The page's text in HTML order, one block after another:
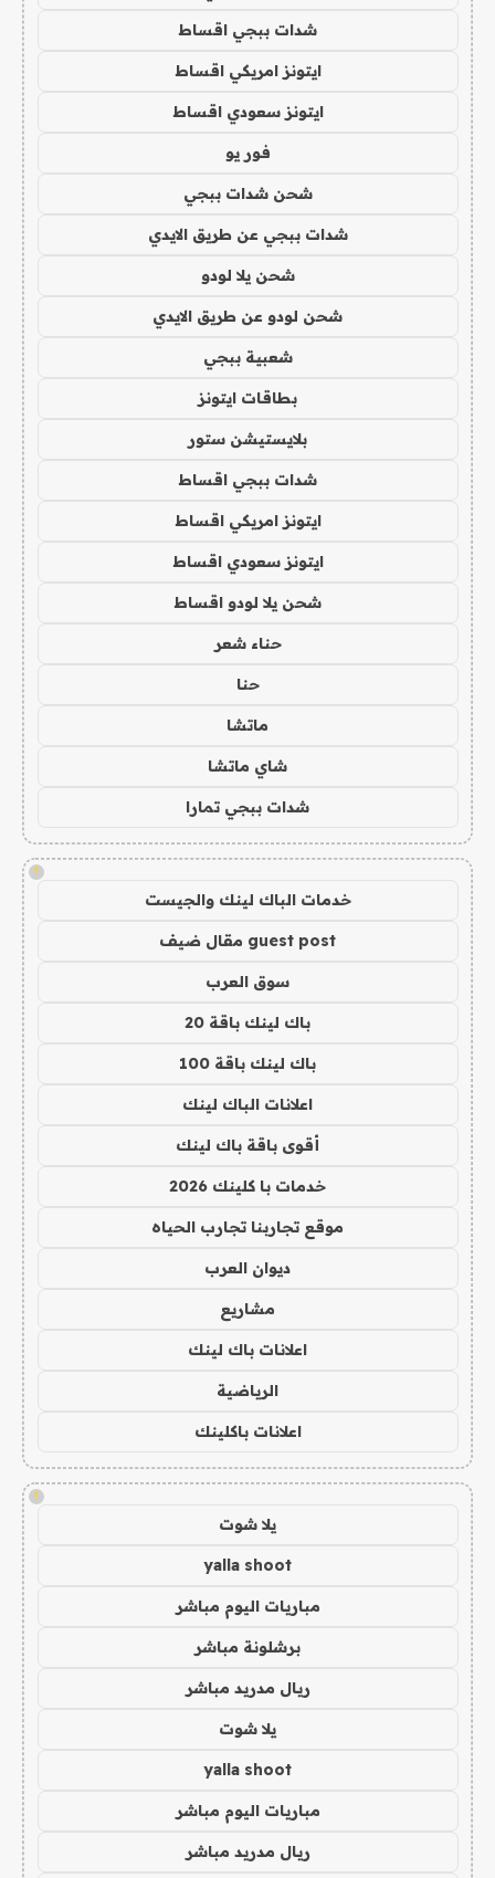
شدات ببجي اقساط
ايتونز امريكي اقساط
ايتونز سعودي اقساط
فور يو
شحن شدات ببجي
شدات ببجي عن طريق الايدي
شحن يلا لودو
شحن لودو عن طريق الايدي
شعبية ببجي
بطاقات ايتونز
بلايستيشن ستور
شدات ببجي اقساط
ايتونز امريكي اقساط
ايتونز سعودي اقساط
شحن يلا لودو اقساط
حناء شعر
حنا
ماتشا
شاي ماتشا
شدات ببجي تمارا
!
خدمات الباك لينك والجيست
guest post مقال ضيف
سوق العرب
باك لينك باقة 20
باك لينك باقة 100
اعلانات الباك لينك
أقوى باقة باك لينك
خدمات با كلينك 2026
موقع تجاربنا تجارب الحياه
ديوان العرب
مشاريع
اعلانات باك لينك
الرياضية
اعلانات باكلينك
!
يلا شوت
yalla shoot
مباريات اليوم مباشر
برشلونة مباشر
ريال مدريد مباشر
يلا شوت
yalla shoot
مباريات اليوم مباشر
ريال مدريد مباشر